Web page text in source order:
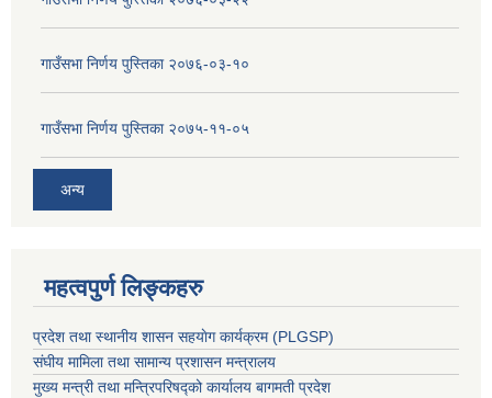
गाउँसभा निर्णय पुस्तिका २०७६-०३-१०
गाउँसभा निर्णय पुस्तिका २०७५-११-०५
अन्य
महत्वपुर्ण लिङ्कहरु
प्रदेश तथा स्थानीय शासन सहयाेग कार्यक्रम (PLGSP)
संघीय मामिला तथा सामान्य प्रशासन मन्त्रालय
मुख्य मन्त्री तथा मन्त्रिपरिषद्को कार्यालय बागमती प्रदेश